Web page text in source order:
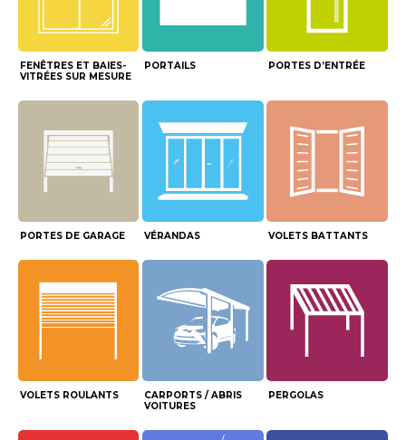
FENÊTRES ET BAIES-
VITRÉES SUR MESURE
PORTAILS PORTES D’ENTRÉE
PORTES DE GARAGE VÉRANDAS VOLETS BATTANTS
VOLETS ROULANTS
CARPORTS / ABRIS
VOITURES
PERGOLAS